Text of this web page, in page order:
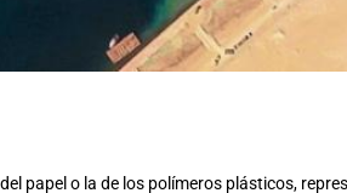
papel o la de los polímeros plásticos,